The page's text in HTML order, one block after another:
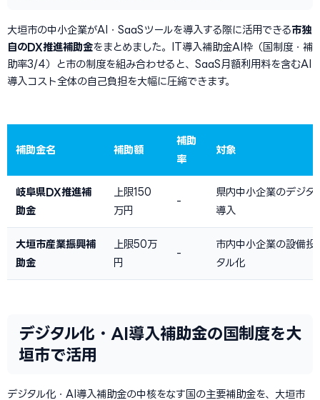
大垣市の中小企業がAI・SaaSツールを導入する際に活用できる市独
自のDX推進補助金をまとめました。IT導入補助金AI枠（国制度・補
助率3/4）と市の制度を組み合わせると、SaaS月額利用料を含むAI
導入コスト全体の自己負担を大幅に圧縮できます。
補助金名 補助額
補助
率
対象
岐阜県DX推進補
助金
上限150
万円
-
県内中小企業のデジタ
導入
大垣市産業振興補
助金
上限50万
円
-
市内中小企業の設備投
タル化
デジタル化・AI導入補助金の国制度を大
垣市で活用
デジタル化・AI導入補助金の中核をなす国の主要補助金を、大垣市